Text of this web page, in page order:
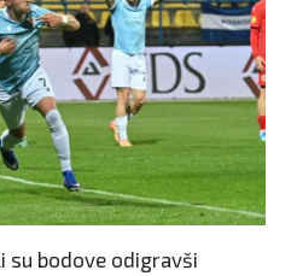
su bodove odigravši